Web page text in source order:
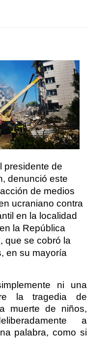
presidente de
denunció este
de medios
ucraniano contra
en la localidad
la República
que se cobró la
en su mayoría
ni una
la tragedia de
muerte de niños,
a
palabra, como si